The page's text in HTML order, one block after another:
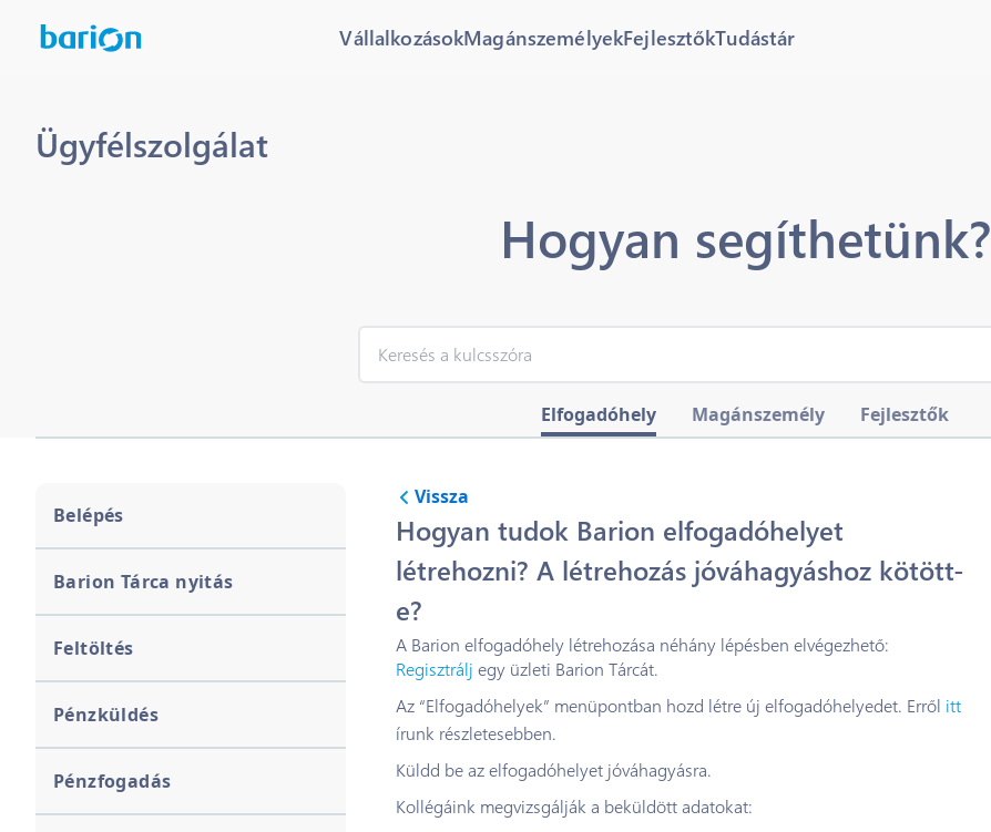
VállalkozásokMagánszemélyekFejlesztőkTudástár
Ügyfélszolgálat
Hogyan segíthetünk?
Elfogadóhely Magánszemély Fejlesztők
Belépés
Barion Tárca nyitás
Feltöltés
Pénzküldés
Pénzfogadás
Vissza
Hogyan tudok Barion elfogadóhelyet
létrehozni? A létrehozás jóváhagyáshoz kötött-
e?
A Barion elfogadóhely létrehozása néhány lépésben elvégezhető:
Regisztrálj egy üzleti Barion Tárcát.
Az “Elfogadóhelyek” menüpontban hozd létre új elfogadóhelyedet. Erről itt
írunk részletesebben.
Küldd be az elfogadóhelyet jóváhagyásra.
Kollégáink megvizsgálják a beküldött adatokat: